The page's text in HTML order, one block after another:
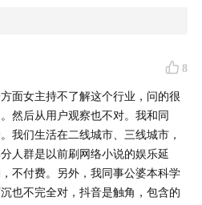
免费短剧平台，主打海量短剧
通过个性化推荐为用户提供丰
8
面女主持不了解这个行业，问的很
然后从用户观察也不对。我和同
我们生活在二线城市、三线城市，
人群是以前刷网络小说的娱乐延
不付费。另外，我同事公婆本科学
也不完全对，抖音是触角，包含的